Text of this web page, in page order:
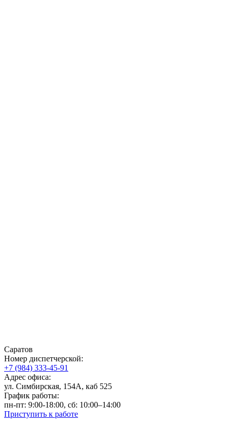
Саратов
Номер диспетчерской:
+7 (984) 333-45-91
Адрес офиса:
ул. Симбирская, 154А, каб 525
График работы:
пн-пт: 9:00-18:00, сб: 10:00–14:00
Приступить к работе